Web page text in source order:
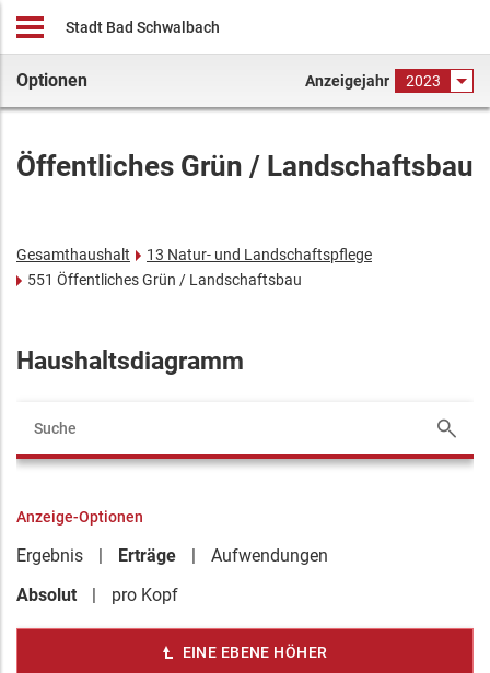
Stadt Bad Schwalbach
Optionen Anzeigejahr 2023
Öffentliches Grün / Landschaftsbau
Gesamthaushalt
13 Natur- und Landschaftspflege
551 Öffentliches Grün / Landschaftsbau
Haushaltsdiagramm
Anzeige-Optionen
Ergebnis Erträge
Aufwendungen
Absolut
pro Kopf
EINE EBENE HÖHER